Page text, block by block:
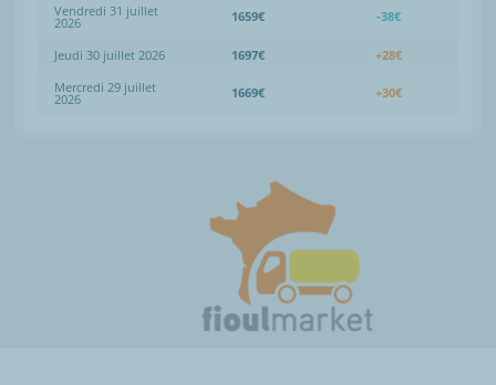
Vendredi 31 juillet
2026 1659€ -38€
Jeudi 30 juillet 2026 1697€
+28€
Mercredi 29 juillet
2026 1669€ +30€